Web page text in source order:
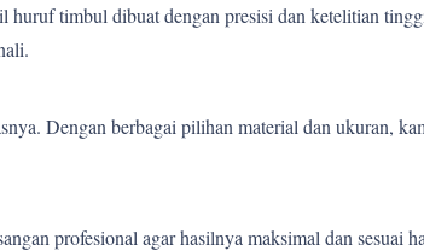
timbul dibuat dengan presisi dan ketelitian
Dengan berbagai pilihan material dan ukuran,
profesional agar hasilnya maksimal dan sesuai